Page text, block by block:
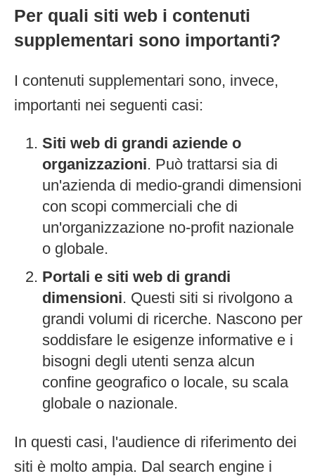
Per quali siti web i contenuti
supplementari sono importanti?
I contenuti supplementari sono, invece,
importanti nei seguenti casi:
Siti web di grandi aziende o
organizzazioni. Può trattarsi sia di
un'azienda di medio-grandi dimensioni
con scopi commerciali che di
un'organizzazione no-profit nazionale
o globale.
Portali e siti web di grandi
dimensioni. Questi siti si rivolgono a
grandi volumi di ricerche. Nascono per
soddisfare le esigenze informative e i
bisogni degli utenti senza alcun
confine geografico o locale, su scala
globale o nazionale.
In questi casi, l'audience di riferimento dei
siti è molto ampia. Dal search engine i